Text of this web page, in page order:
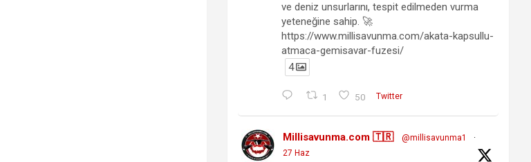
ve deniz unsurlarını, tespit edilmeden vurma
yeteneğine sahip. 🚀
https://www.millisavunma.com/akata-kapsullu-
atmaca-gemisavar-fuzesi/
4
1 50 Twitter
Millisavunma.com 🇹🇷 @millisavunma1
·
27 Haz